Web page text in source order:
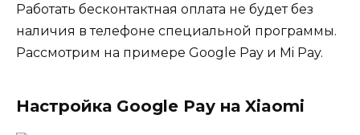
Работать бесконтактная оплата не будет без
наличия в телефоне специальной программы.
Рассмотрим на примере Google Pay и Mi Pay.
Настройка Google Pay на Xiaomi